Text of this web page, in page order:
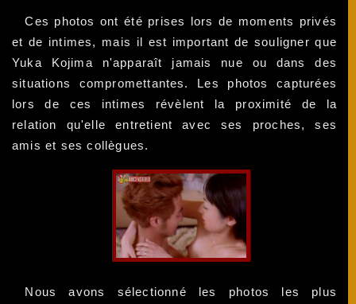
Ces photos ont été prises lors de moments privés
et de intimes, mais il est important de souligner que
Yuka Kojima n'apparaît jamais nue ou dans des
situations compromettantes. Les photos capturées
lors de ces intimes révèlent la proximité de la
relation qu'elle entretient avec ses proches, ses
amis et ses collègues.
Nous avons sélectionné les photos les plus